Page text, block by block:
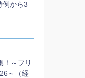
例から3
！～フリ
～（経